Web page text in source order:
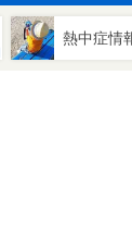
熱中症情